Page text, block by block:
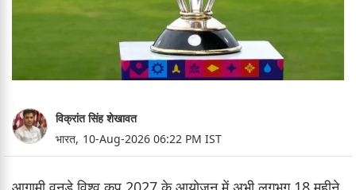
विक्रांत सिंह शेखावत
भारत, 10-Aug-2026 06:22 PM IST